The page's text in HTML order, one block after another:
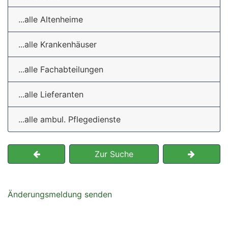
...alle Altenheime
...alle Krankenhäuser
...alle Fachabteilungen
...alle Lieferanten
...alle ambul. Pflegedienste
Zur Suche
Änderungsmeldung senden